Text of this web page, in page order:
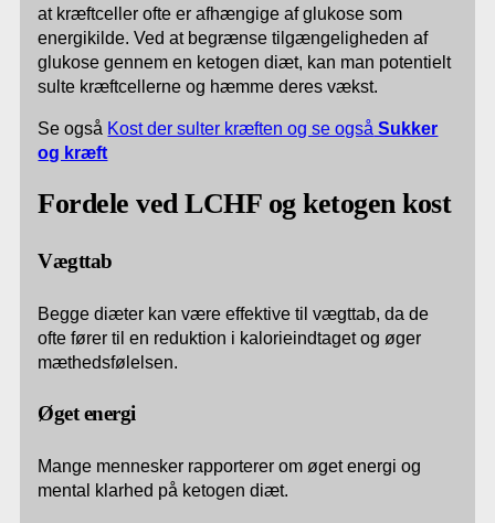
at kræftceller ofte er afhængige af glukose som
energikilde. Ved at begrænse tilgængeligheden af
glukose gennem en ketogen diæt, kan man potentielt
sulte kræftcellerne og hæmme deres vækst.
Se også Kost der sulter kræften og se også Sukker
og kræft
Fordele ved LCHF og ketogen kost
Vægttab
Begge diæter kan være effektive til vægttab, da de
ofte fører til en reduktion i kalorieindtaget og øger
mæthedsfølelsen.
Øget energi
Mange mennesker rapporterer om øget energi og
mental klarhed på ketogen diæt.